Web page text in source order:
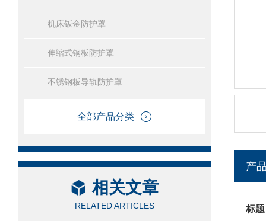
机床钣金防护罩
伸缩式钢板防护罩
不锈钢板导轨防护罩
全部产品分类
相关文章
RELATED ARTICLES
产
标